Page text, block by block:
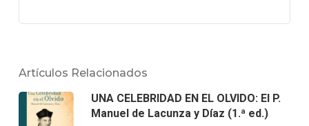
Artículos Relacionados
UNA CELEBRIDAD EN EL OLVIDO: El P.
Manuel de Lacunza y Díaz (1.ª ed.)